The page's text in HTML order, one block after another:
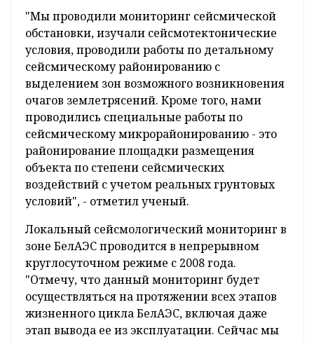
степени сейсмической опасности и риска
при строительстве атомных
электростанций", - сказал Аркадий Аронов.
По его словам, Центр геофизического
мониторинга НАН Беларуси участвовал
практически во всех сейсмологических
исследованиях
"Мы проводили мониторинг сейсмической
обстановки, изучали сейсмотектонические
условия, проводили работы по детальному
выделением зон возможного возникновения
очагов землетрясений. Кроме того, нами
проводились специальные работы по
сейсмическому микрорайонированию - это
районирование площадки размещения
объекта по степени сейсмических
воздействий с учетом реальных грунтовых